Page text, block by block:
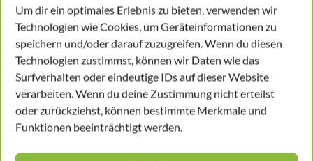
Um dir ein optimales Erlebnis zu bieten, verwenden wir
Technologien wie Cookies, um Geräteinformationen zu
speichern und/oder darauf zuzugreifen. Wenn du diesen
Technologien zustimmst, können wir Daten wie das
Surfverhalten oder eindeutige IDs auf dieser Website
verarbeiten. Wenn du deine Zustimmung nicht erteilst
oder zurückziehst, können bestimmte Merkmale und
Funktionen beeinträchtigt werden.
Wieviel Mitarbeiter sind
sozialversicherungspflichtig*